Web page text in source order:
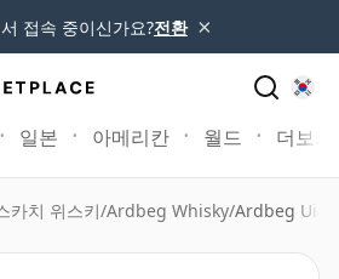
접속 중이신가요?전환 ×
일본 아메리칸 월드 더보기
카치 위스키/Ardbeg Whisky/Ardbeg